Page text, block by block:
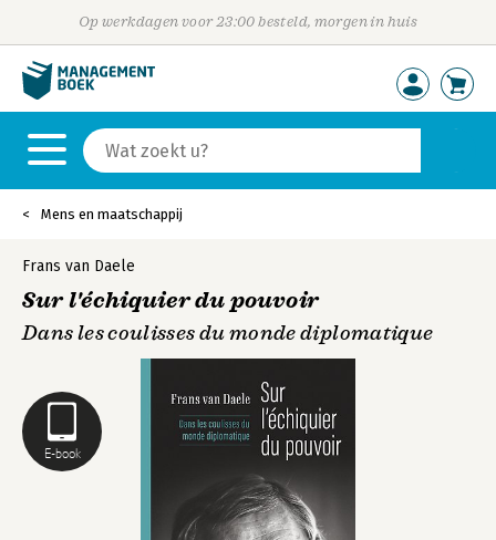
Op werkdagen voor 23:00 besteld, morgen in huis
Mens en maatschappij
E-book
Frans van Daele
Sur l'échiquier du pouvoir
Dans les coulisses du monde diplomatique